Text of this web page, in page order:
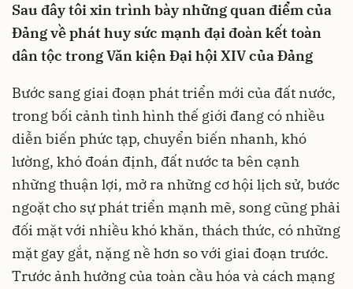
Sau đây tôi xin trình bày những quan điểm của
Đảng về phát huy sức mạnh đại đoàn kết toàn
dân tộc trong Văn kiện Đại hội XIV của Đảng
Bước sang giai đoạn phát triển mới của đất nước,
trong bối cảnh tình hình thế giới đang có nhiều
diễn biến phức tạp, chuyển biến nhanh, khó
lường, khó đoán định, đất nước ta bên cạnh
những thuận lợi, mở ra những cơ hội lịch sử, bước
ngoặt cho sự phát triển mạnh mẽ, song cũng phải
đối mặt với nhiều khó khăn, thách thức, có những
mặt gay gắt, nặng nề hơn so với giai đoạn trước.
Trước ảnh hưởng của toàn cầu hóa và cách mạng